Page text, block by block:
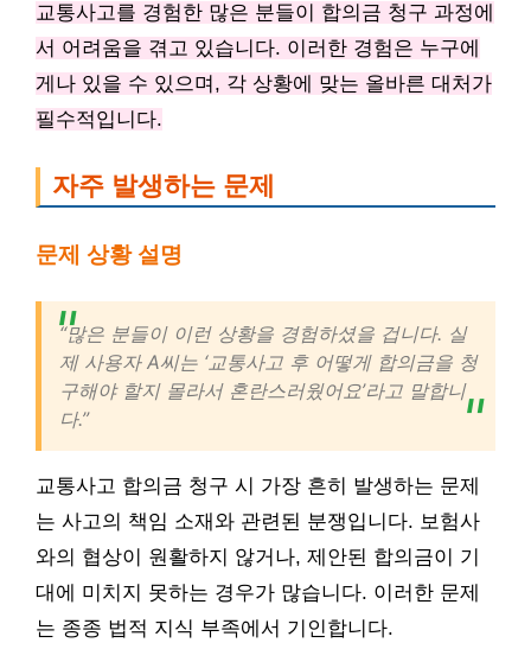
교통사고를 경험한 많은 분들이 합의금 청구 과정에
서 어려움을 겪고 있습니다. 이러한 경험은 누구에
게나 있을 수 있으며, 각 상황에 맞는 올바른 대처가
필수적입니다.
자주 발생하는 문제
문제 상황 설명
“많은 분들이 이런 상황을 경험하셨을 겁니다. 실
제 사용자 A씨는 ‘교통사고 후 어떻게 합의금을 청
구해야 할지 몰라서 혼란스러웠어요’라고 말합니
다.”
교통사고 합의금 청구 시 가장 흔히 발생하는 문제
는 사고의 책임 소재와 관련된 분쟁입니다. 보험사
와의 협상이 원활하지 않거나, 제안된 합의금이 기
대에 미치지 못하는 경우가 많습니다. 이러한 문제
는 종종 법적 지식 부족에서 기인합니다.